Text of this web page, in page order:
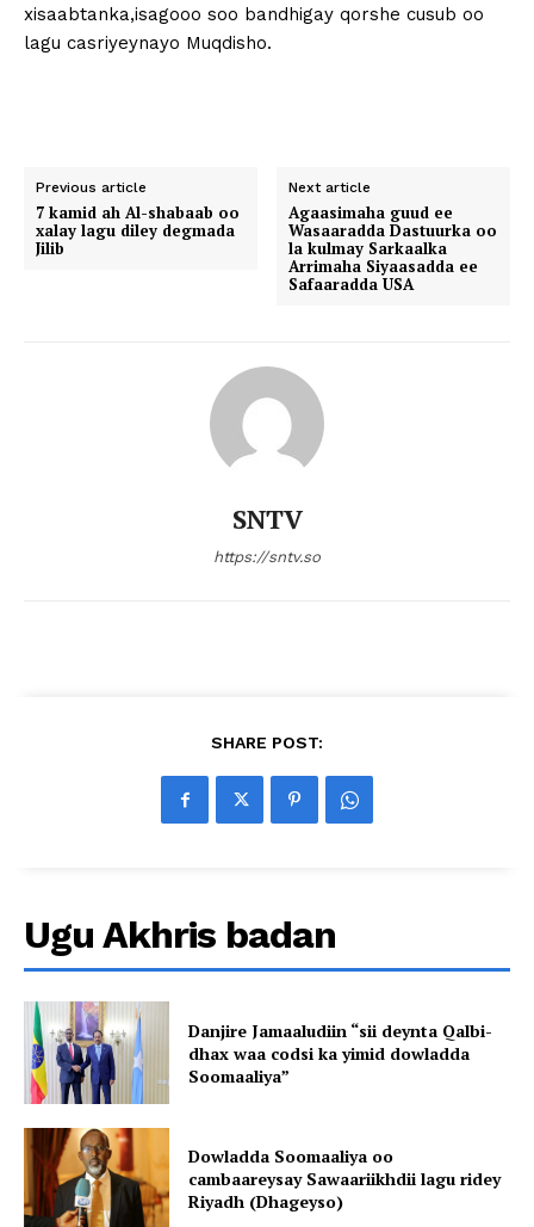
xisaabtanka,isagooo soo bandhigay qorshe cusub oo
lagu casriyeynayo Muqdisho.
Previous article
7 kamid ah Al-shabaab oo
xalay lagu diley degmada
Jilib
Next article
Agaasimaha guud ee
Wasaaradda Dastuurka oo
la kulmay Sarkaalka
Arrimaha Siyaasadda ee
Safaaradda USA
SNTV
https://sntv.so
SHARE POST:
Ugu Akhris badan
Danjire Jamaaludiin “sii deynta Qalbi-
dhax waa codsi ka yimid dowladda
Soomaaliya”
Dowladda Soomaaliya oo
cambaareysay Sawaariikhdii lagu ridey
Riyadh (Dhageyso)